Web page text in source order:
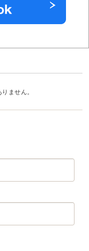
ません。